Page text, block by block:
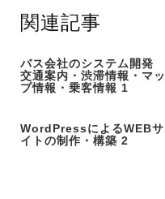
関連記事
バス会社のシステム開発
交通案内・渋滞情報・マッ
プ情報・乗客情報 1
WordPressによるWEBサ
イトの制作・構築 2